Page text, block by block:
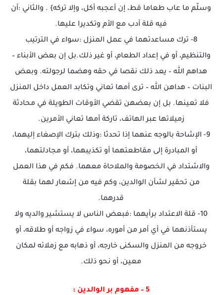
وسلّم ما عاب طعاما قط، إن أعجبه أكل، وإلا تركه} . والثاني :أن
فيه قلة أدب مع الأم وتكديرا عليها.
8- ترك مساعدتهما في عمل المنزل :سواء في الترتيب
والتنظيم، أو في إعداد الطعام، أو غير ذلك.بل إن بعض الأبناء –
هداهم الله – يعد ذلك نقصا في حقه وهضما لرجولته. وبعض
البنات – هداهن الله – ترى أمها تعاني وتكابد العمل داخل المنزل
فلا تعينها. بل إن بعضهن تقضي الأوقات الطويلة في محادثة
زميلاتها عبر الهاتف، تاركة أمها تعاني الأمرين.
9- الإشاحة بالوجه عنهما إذا تحدثا :وذلك بترك الإصغاء إليهما،
أو المبادرة إلى مقاطعتهما أو تكذيبهما، أو مجادلتهما،
والاشتداد في الخصومة والملاحاة معهما. فكم في هذا العمل
من تحقير لشأن الوالدين، وكم فيه من إشعار لهما بقلة
قدرهما.
10- قلة الاعتداد برأيهما :فبعض الناس لا يستشير والديه ولا
يستأذنهما في أي أمر من أموره، سواء في زواجه أو طلاقه، أو
خروجه من المنزل والسكنى خارجه، أو ذهابه مع زملائه لمكان
معين، أو نحو ذلك.
5 – مفهوم بر الوالدين :